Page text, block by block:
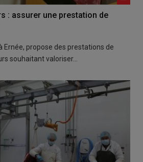
: assurer une prestation de
Ernée, propose des prestations de
souhaitant valoriser…